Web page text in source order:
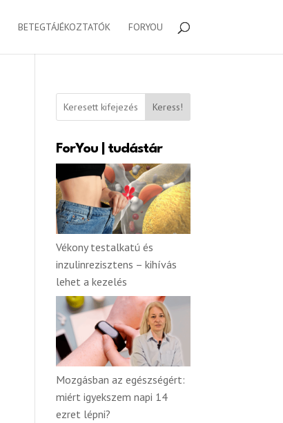
BETEGTÁJÉKOZTATÓK FORYOU
Keress!
ForYou | tudástár
Vékony testalkatú és
inzulinrezisztens – kihívás
lehet a kezelés
Mozgásban az egészségért:
miért igyekszem napi 14
ezret lépni?